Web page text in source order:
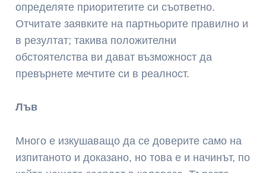
определяте приоритетите си съответно.
Отчитате заявките на партньорите правилно и
в резултат; такива положителни
обстоятелства ви дават възможност да
превърнете мечтите си в реалност.
Лъв
Много е изкушаващо да се доверите само на
изпитаното и доказано, но това е и начинът, по